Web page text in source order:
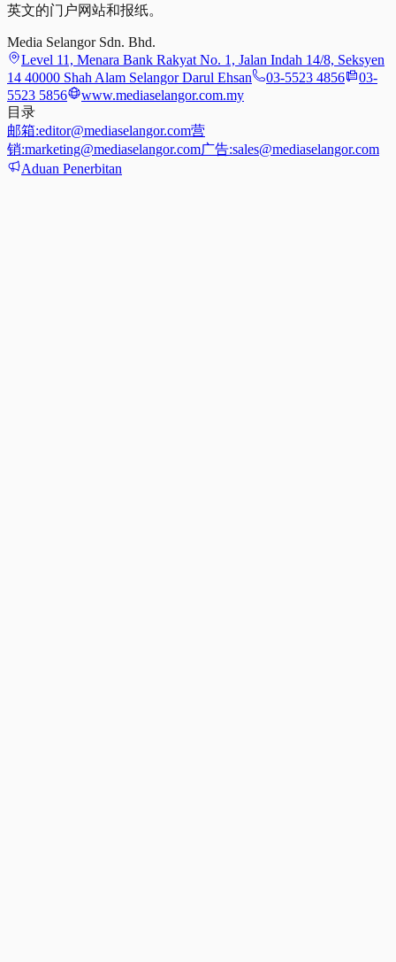
英文的门户网站和报纸。
Media Selangor Sdn. Bhd.
Level 11, Menara Bank Rakyat No. 1, Jalan Indah 14/8, Seksyen
14 40000 Shah Alam Selangor Darul Ehsan
03-5523 4856
03-
5523 5856
www.mediaselangor.com.my
目录
邮箱:editor@mediaselangor.com营
销:marketing@mediaselangor.com广告:sales@mediaselangor.com
Aduan Penerbitan